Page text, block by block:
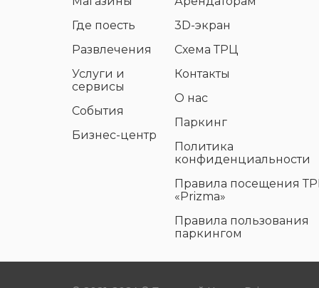
Где поесть
Развлечения
Услуги и
сервисы
События
Бизнес-центр
3D-экран
Схема ТРЦ
Контакты
О нас
Паркинг
Политика
конфиденциальности
Правила посещения
«Prizma»
Правила пользования
паркингом